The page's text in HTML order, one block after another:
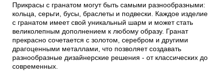
Прикрасы с гранатом могут быть самыми разнообразными:
кольца, серьги, бусы, браслеты и подвески. Каждое изделие
с гранатом имеет свой уникальный шарм и может стать
великолепным дополнением к любому образу. Гранат
прекрасно сочетается с золотом, серебром и другими
драгоценными металлами, что позволяет создавать
разнообразные дизайнерские решения - от классических до
современных.